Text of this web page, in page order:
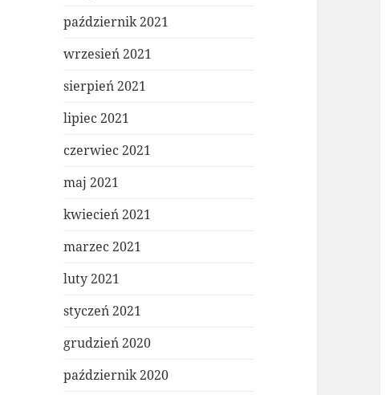
październik 2021
wrzesień 2021
sierpień 2021
lipiec 2021
czerwiec 2021
maj 2021
kwiecień 2021
marzec 2021
luty 2021
styczeń 2021
grudzień 2020
październik 2020